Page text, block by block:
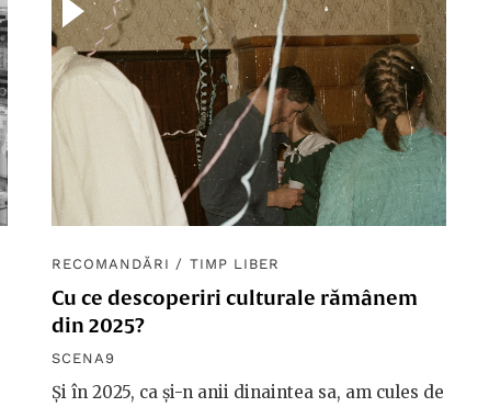
RECOMANDĂRI / TIMP LIBER
Cu ce descoperiri culturale rămânem
din 2025?
SCENA9
Și în 2025, ca și-n anii dinaintea sa, am cules de